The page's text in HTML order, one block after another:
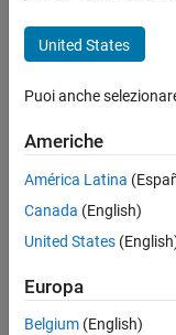
United States
Puoi anche
Americhe
América Latina
Canada (English)
United States
Europa
Belgium (English)